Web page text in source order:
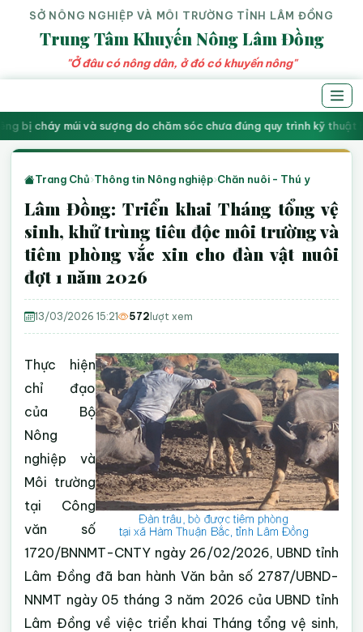
SỞ NÔNG NGHIỆP VÀ MÔI TRƯỜNG TỈNH LÂM ĐỒNG
Trung Tâm Khuyến Nông Lâm Đồng
"Ở đâu có nông dân, ở đó có khuyến nông"
bị cháy múi và sượng do chăm sóc chưa đúng quy trình kỹ
Trang Chủ›Thông tin Nông nghiệp›Chăn nuôi - Thú y
Lâm Đồng: Triển khai Tháng tổng vệ
sinh, khử trùng tiêu độc môi trường và
tiêm phòng vắc xin cho đàn vật nuôi
đợt 1 năm 2026
13/03/2026 15:21 572 lượt xem
Thực hiện
chỉ đạo
của Bộ
Nông
nghiệp và
Môi trường
tại Công
văn số
1720/BNNMT-CNTY ngày 26/02/2026, UBND tỉnh
Lâm Đồng đã ban hành Văn bản số 2787/UBND-
NNMT ngày 05 tháng 3 năm 2026 của UBND tỉnh
Lâm Đồng về việc triển khai Tháng tổng vệ sinh,